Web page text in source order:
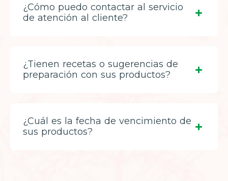
¿Cómo puedo contactar al servicio
de atención al cliente?
¿Tienen recetas o sugerencias de
preparación con sus productos?
¿Cuál es la fecha de vencimiento de
sus productos?